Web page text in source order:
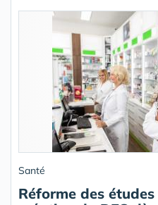
Santé
Réforme des